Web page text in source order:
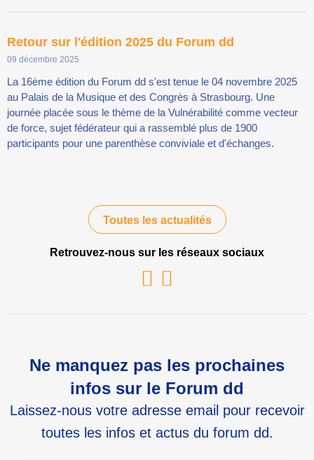
Retour sur l'édition 2025 du Forum dd
09 décembre 2025
La 16ème édition du Forum dd s'est tenue le 04 novembre 2025
au Palais de la Musique et des Congrès à Strasbourg. Une
journée placée sous le thème de la Vulnérabilité comme vecteur
de force, sujet fédérateur qui a rassemblé plus de 1900
participants pour une parenthèse conviviale et d'échanges.
Toutes les actualités
Retrouvez-nous sur les réseaux sociaux
Ne manquez pas les prochaines
infos sur le Forum dd
Laissez-nous votre adresse email pour recevoir
toutes les infos et actus du forum dd.